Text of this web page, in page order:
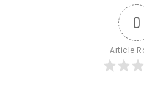
0
Article